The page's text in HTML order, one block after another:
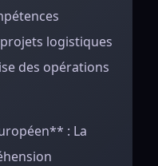
logistiques
des opérations
: La